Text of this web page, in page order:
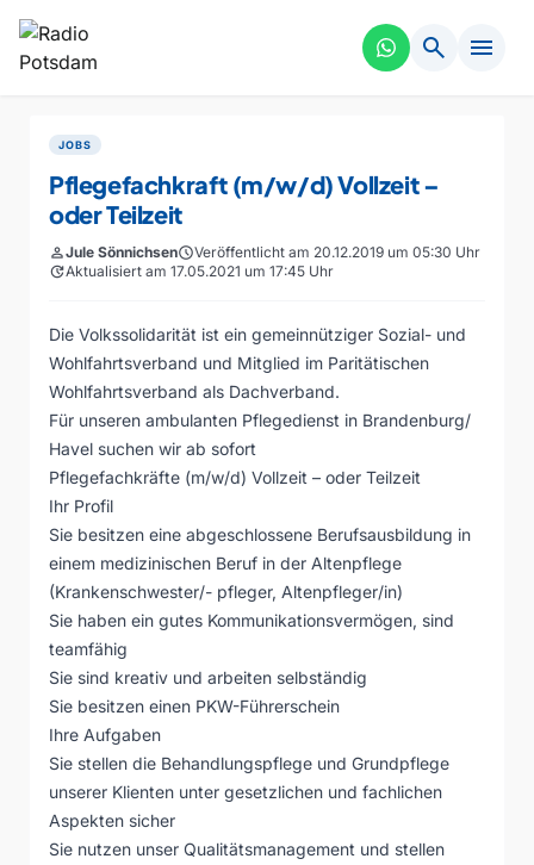
search menu
JOBS
Pflegefachkraft (m/w/d) Vollzeit –
oder Teilzeit
personJule SönnichsenscheduleVeröffentlicht am 20.12.2019 um 05:30 Uhr
updateAktualisiert am 17.05.2021 um 17:45 Uhr
Die Volkssolidarität ist ein gemeinnütziger Sozial- und
Wohlfahrtsverband und Mitglied im Paritätischen
Wohlfahrtsverband als Dachverband.
Für unseren ambulanten Pflegedienst in Brandenburg/
Havel suchen wir ab sofort
Pflegefachkräfte (m/w/d) Vollzeit – oder Teilzeit
Ihr Profil
Sie besitzen eine abgeschlossene Berufsausbildung in
einem medizinischen Beruf in der Altenpflege
(Krankenschwester/- pfleger, Altenpfleger/in)
Sie haben ein gutes Kommunikationsvermögen, sind
teamfähig
Sie sind kreativ und arbeiten selbständig
Sie besitzen einen PKW-Führerschein
Ihre Aufgaben
Sie stellen die Behandlungspflege und Grundpflege
unserer Klienten unter gesetzlichen und fachlichen
Aspekten sicher
Sie nutzen unser Qualitätsmanagement und stellen